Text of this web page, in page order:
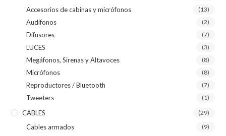
Accesorios de cabinas y micrófonos (13)
Audífonos (2)
Difusores (7)
LUCES (3)
Megáfonos, Sirenas y Altavoces (8)
Micrófonos (8)
Reproductores / Bluetooth (7)
Tweeters (1)
CABLES (29)
Cables armados (9)